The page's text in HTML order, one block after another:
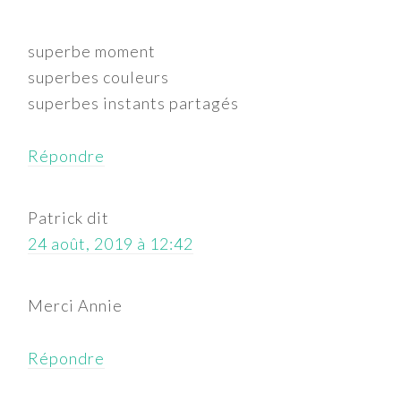
superbe moment
superbes couleurs
superbes instants partagés
Répondre
Patrick dit
24 août, 2019 à 12:42
Merci Annie
Répondre